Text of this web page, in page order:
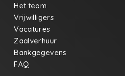
Het team
Vrijwilligers
Vacatures
Zaalverhuur
Bankgegevens
FAQ